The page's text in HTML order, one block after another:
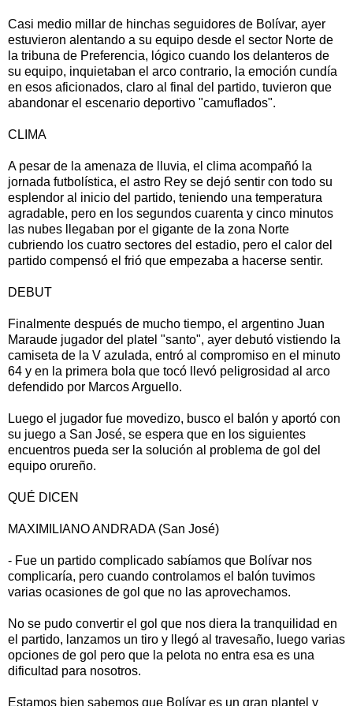
Casi medio millar de hinchas seguidores de Bolívar, ayer
estuvieron alentando a su equipo desde el sector Norte de
la tribuna de Preferencia, lógico cuando los delanteros de
su equipo, inquietaban el arco contrario, la emoción cundía
en esos aficionados, claro al final del partido, tuvieron que
abandonar el escenario deportivo "camuflados".
CLIMA
A pesar de la amenaza de lluvia, el clima acompañó la
jornada futbolística, el astro Rey se dejó sentir con todo su
esplendor al inicio del partido, teniendo una temperatura
agradable, pero en los segundos cuarenta y cinco minutos
las nubes llegaban por el gigante de la zona Norte
cubriendo los cuatro sectores del estadio, pero el calor del
partido compensó el frió que empezaba a hacerse sentir.
DEBUT
Finalmente después de mucho tiempo, el argentino Juan
Maraude jugador del platel "santo", ayer debutó vistiendo la
camiseta de la V azulada, entró al compromiso en el minuto
64 y en la primera bola que tocó llevó peligrosidad al arco
defendido por Marcos Arguello.
Luego el jugador fue movedizo, busco el balón y aportó con
su juego a San José, se espera que en los siguientes
encuentros pueda ser la solución al problema de gol del
equipo orureño.
QUÉ DICEN
MAXIMILIANO ANDRADA (San José)
- Fue un partido complicado sabíamos que Bolívar nos
complicaría, pero cuando controlamos el balón tuvimos
varias ocasiones de gol que no las aprovechamos.
No se pudo convertir el gol que nos diera la tranquilidad en
el partido, lanzamos un tiro y llegó al travesaño, luego varias
opciones de gol pero que la pelota no entra esa es una
dificultad para nosotros.
Estamos bien sabemos que Bolívar es un gran plantel y